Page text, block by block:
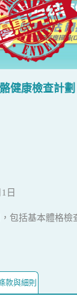
健康檢查計劃
日
包括基本體格檢
款與細則